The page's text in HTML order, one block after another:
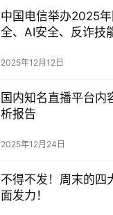
中国电信举办2025
全、AI安全、反诈技
2025年12月12日
国内知名直播平台内
析报告
2025年12月24日
不得不发！周末的四
面发力！